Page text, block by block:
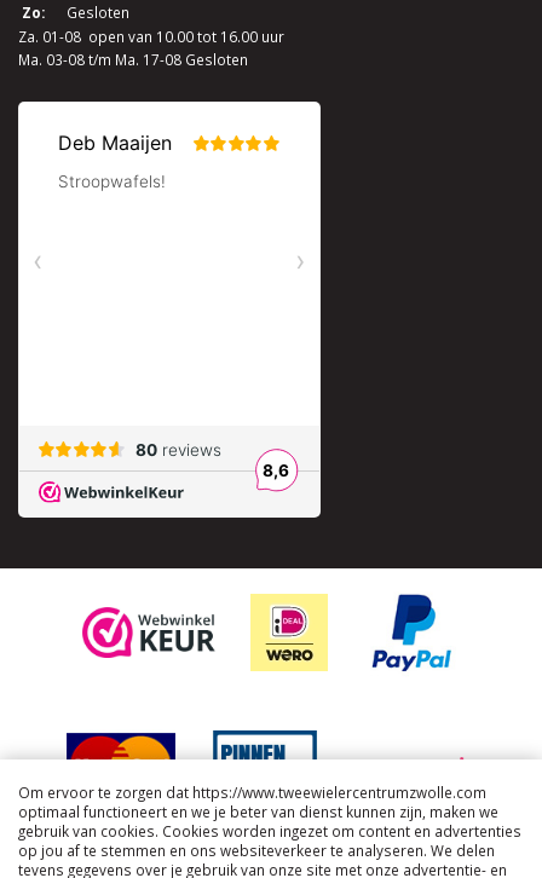
Zo:
Gesloten
Za. 01-08 open van 10.00 tot 16.00 uur
Ma. 03-08 t/m Ma. 17-08 Gesloten
Om ervoor te zorgen dat https://www.tweewielercentrumzwolle.com
optimaal functioneert en we je beter van dienst kunnen zijn, maken we
gebruik van cookies. Cookies worden ingezet om content en advertenties
op jou af te stemmen en ons websiteverkeer te analyseren. We delen
tevens gegevens over je gebruik van onze site met onze advertentie- en